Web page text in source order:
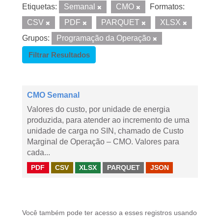
Etiquetas: Semanal CMO
Formatos:
CSV
PDF PARQUET
XLSX
Grupos:
Programação da Operação
Filtrar Resultados
CMO Semanal
Valores do custo, por unidade de energia
produzida, para atender ao incremento de uma
unidade de carga no SIN, chamado de Custo
Marginal de Operação – CMO. Valores para
cada...
PDF CSV XLSX PARQUET JSON
Você também pode ter acesso a esses registros usando